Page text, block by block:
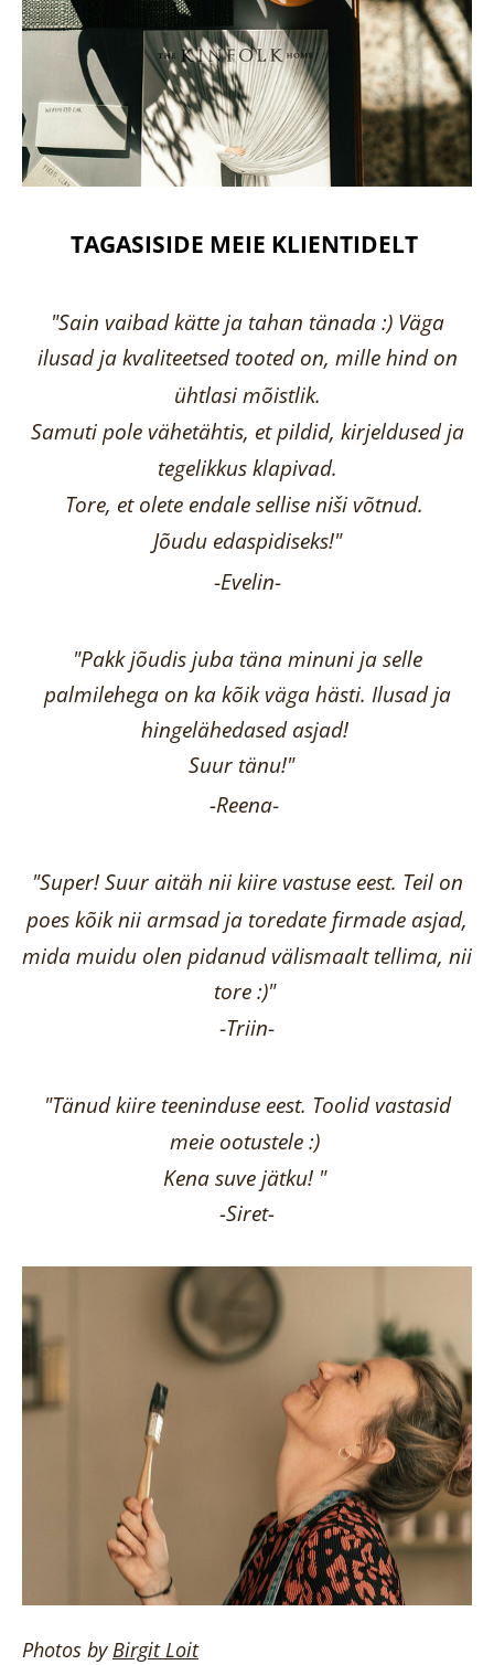
TAGASISIDE MEIE KLIENTIDELT
"Sain vaibad kätte ja tahan tänada :) Väga
ilusad ja kvaliteetsed tooted on, mille hind on
ühtlasi mõistlik.
Samuti pole vähetähtis, et pildid, kirjeldused ja
tegelikkus klapivad.
Tore, et olete endale sellise niši võtnud.
Jõudu edaspidiseks!"
-Evelin-
"Pakk jõudis juba täna minuni ja selle
palmilehega on ka kõik väga hästi. Ilusad ja
hingelähedased asjad!
Suur tänu!"
-Reena-
"Super! Suur aitäh nii kiire vastuse eest. Teil on
poes kõik nii armsad ja toredate firmade asjad,
mida muidu olen pidanud välismaalt tellima, nii
tore :)"
-Triin-
"Tänud kiire teeninduse eest. Toolid vastasid
meie ootustele :)
Kena suve jätku! "
-Siret-
Photos byBirgitLoit